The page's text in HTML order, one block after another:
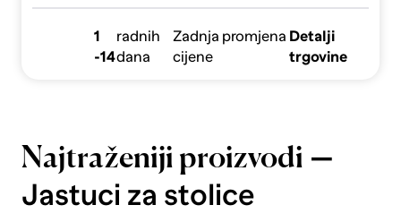
1
-14
radnih
dana
Zadnja promjena
cijene
Detalji
trgovine
Najtraženiji proizvodi —
Jastuci za stolice